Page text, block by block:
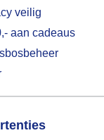
veilig
aan cadeaus
voor
op hebt
pop-up uit
toestemming